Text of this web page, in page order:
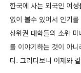
한국에 사는 외국인 여
없이 볼수 있어서 인기
상위권 대학들의 소위
를 이야기하는 것이 아
다. 그러다보니 어제와